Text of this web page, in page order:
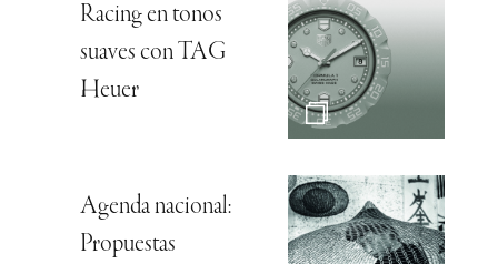
Racing en tonos
suaves con TAG
Heuer
Agenda nacional:
Propuestas